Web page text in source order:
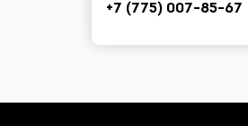
+7 (775) 007-85-67